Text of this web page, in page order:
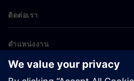
ติดต่อเรา
ตำแหน่งงาน